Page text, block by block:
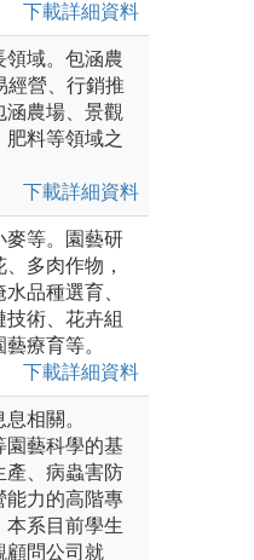
下載詳細資料
領域。包涵農
經營、行銷推
涵農場、景觀
料等領域之
下載詳細資料
麥等。園藝研
多肉作物，
品種選育、
術、花卉組
療育等。
下載詳細資料
相關。
園藝科學的基
產、病蟲害防
能力的高階專
本系目前學生
顧問公司就